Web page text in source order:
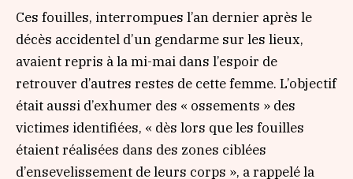
Ces fouilles, interrompues l’an dernier après le
décès accidentel d’un gendarme sur les lieux,
avaient repris à la mi-mai dans l’espoir de
retrouver d’autres restes de cette femme. L’objectif
était aussi d’exhumer des « ossements » des
victimes identifiées, « dès lors que les fouilles
étaient réalisées dans des zones ciblées
d’ensevelissement de leurs corps », a rappelé la